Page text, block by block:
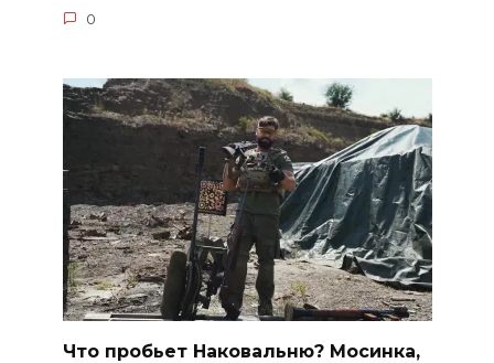
0
Что пробьет Наковальню? Мосинка,